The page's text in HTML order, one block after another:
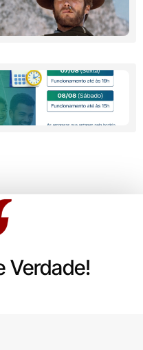
Verdade!